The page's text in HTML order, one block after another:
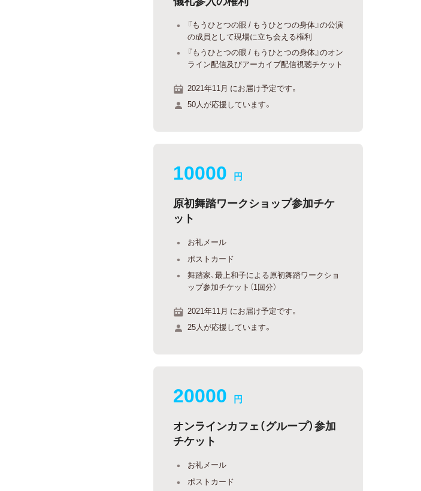
『もうひとつの眼 / もうひとつの身体』の公演
の成員として現場に立ち会える権利
『もうひとつの眼 / もうひとつの身体』のオン
ライン配信及びアーカイブ配信視聴チケット
2021年11月 にお届け予定です。
50人が応援しています。
10000 円
原初舞踏ワークショップ参加チケ
ット
お礼メール
ポストカード
舞踏家、最上和子による原初舞踏ワークショ
ップ参加チケット（1回分）
2021年11月 にお届け予定です。
25人が応援しています。
20000 円
オンラインカフェ（グループ）参加
チケット
お礼メール
ポストカード